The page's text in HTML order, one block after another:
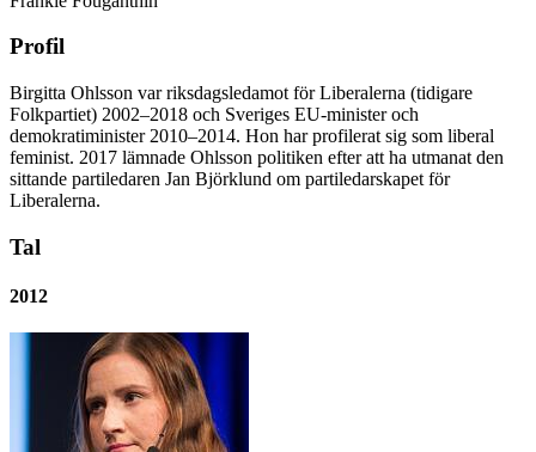
Profil
Birgitta Ohlsson var riksdagsledamot för Liberalerna (tidigare
Folkpartiet) 2002–2018 och Sveriges EU-minister och
demokratiminister 2010–2014. Hon har profilerat sig som liberal
feminist. 2017 lämnade Ohlsson politiken efter att ha utmanat den
sittande partiledaren Jan Björklund om partiledarskapet för
Liberalerna.
Tal
2012